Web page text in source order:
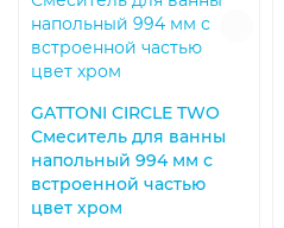
GATTONI CIRCLE TWO
Смеситель для ванны
напольный 994 мм с
встроенной частью
цвет хром